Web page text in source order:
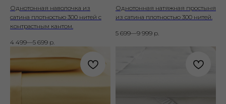
Однотонная наволочка из
сатина плотностью 300 нитей с
контрастным кантом.
4 499—5 699 р.
Однотонная натяжная простыня
из сатина плотностью 300 нитей.
5 699—9 999 р.